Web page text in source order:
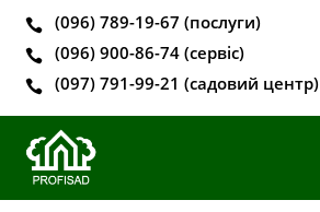
 (096) 789-19-67 (послуги)
 (096) 900-86-74 (сервіс)
 (097) 791-99-21 (садовий центр)